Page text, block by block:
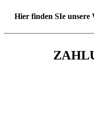
Hier finden SIe unsere